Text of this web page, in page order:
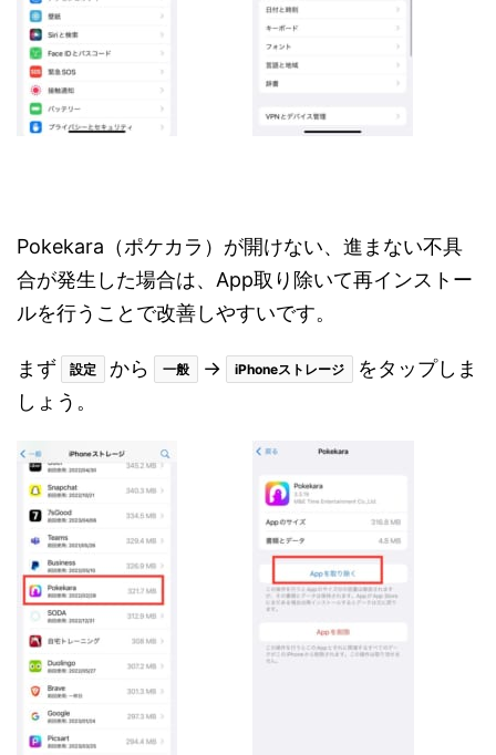
Pokekara（ポケカラ）が開けない、進まない不具
合が発生した場合は、App取り除いて再インストー
ルを行うことで改善しやすいです。
まず 設定 から 一般 → iPhoneストレージ
をタップしま
しょう。